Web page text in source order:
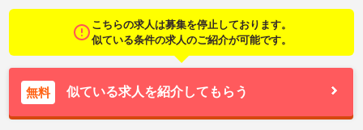
こちらの求人は募集を停止しております。
似ている条件の求人のご紹介が可能です。
無料 似ている求人を紹介してもらう